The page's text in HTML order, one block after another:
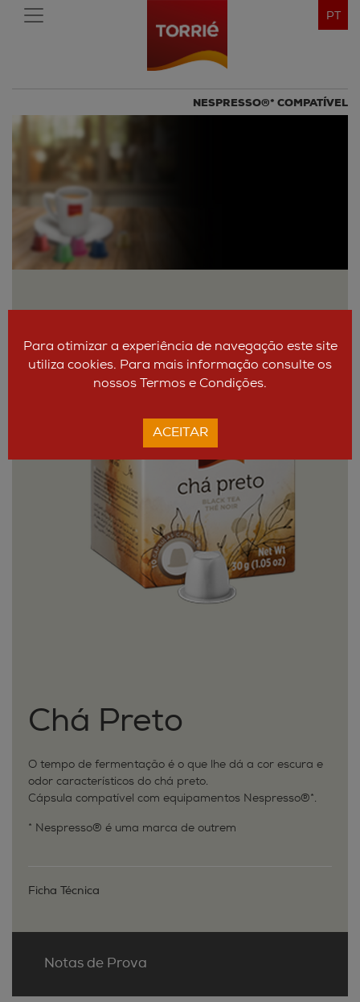
PT
NESPRESSO®* COMPATÍVEL
Chá Preto
O tempo de fermentação é o que lhe dá a cor escura e
odor característicos do chá preto.
Cápsula compatível com equipamentos Nespresso®*.
* Nespresso® é uma marca de outrem
Ficha Técnica
Notas de Prova
Para otimizar a experiência de navegação este site
utiliza cookies. Para mais informação consulte os
nossos Termos e Condições.
ACEITAR